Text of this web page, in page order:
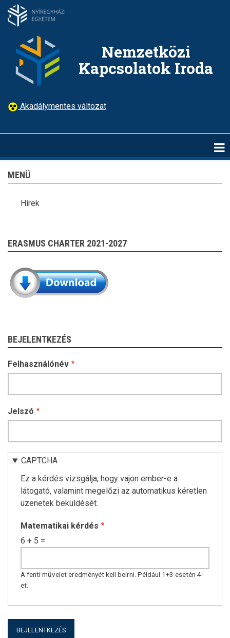
Ugrás
Nemzetközi
Kapcsolatok Iroda
Akadálymentes változat
MENÜ
Hírek
ERASMUS CHARTER 2021-2027
BEJELENTKEZÉS
Felhasználónév
Jelszó
CAPTCHA
Ez a kérdés vizsgálja, hogy vajon ember-e a
látogató, valamint megelőzi az automatikus kéretlen
üzenetek beküldését.
Matematikai kérdés
6 + 5 =
A fenti művelet eredményét kell beírni. Például 1+3 esetén 4-
et.